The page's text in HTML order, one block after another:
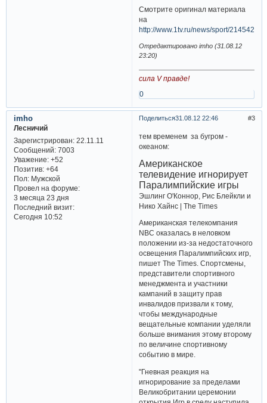
Смотрите оригинал материала
на
http://www.1tv.ru/news/sport/214542
Отредактировано imho (31.08.12
23:20)
сила V правде!
0
Поделиться 3
31.08.12 22:46
imho
Лесничий
Зарегистрирован: 22.11.11
Сообщений:7003
Уважение: +52
Позитив: +64
Пол:Мужской
Провел на форуме:
3 месяца 23 дня
Последний визит:
Сегодня 10:52
тем временем за бугром -
океаном:
Американское
телевидение игнорирует
Паралимпийские игры
Эшлинг О'Коннор, Рис Блейкли и
Нико Хайнс | The Times
Американская телекомпания
NBC оказалась в неловком
положении из-за недостаточного
освещения Паралимпийских игр,
пишет The Times. Спортсмены,
представители спортивного
менеджмента и участники
кампаний в защиту прав
инвалидов призвали к тому,
чтобы международные
вещательные компании уделяли
больше внимания этому второму
по величине спортивному
событию в мире.
"Гневная реакция на
игнорирование за пределами
Великобритании церемонии